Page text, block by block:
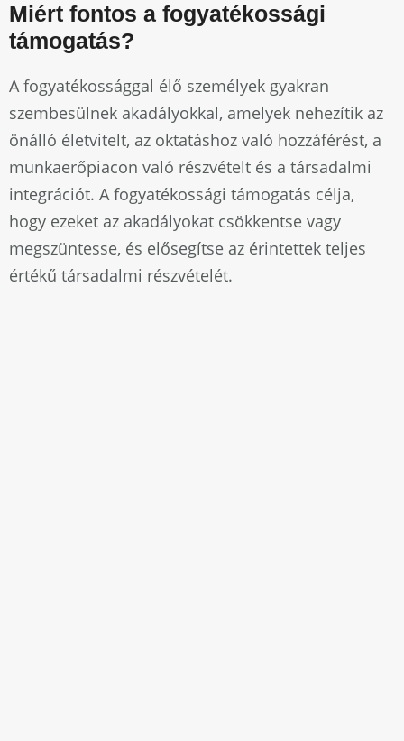
Miért fontos a fogyatékossági
támogatás?
A fogyatékossággal élő személyek gyakran
szembesülnek akadályokkal, amelyek nehezítik az
önálló életvitelt, az oktatáshoz való hozzáférést, a
munkaerőpiacon való részvételt és a társadalmi
integrációt. A fogyatékossági támogatás célja,
hogy ezeket az akadályokat csökkentse vagy
megszüntesse, és elősegítse az érintettek teljes
értékű társadalmi részvételét.